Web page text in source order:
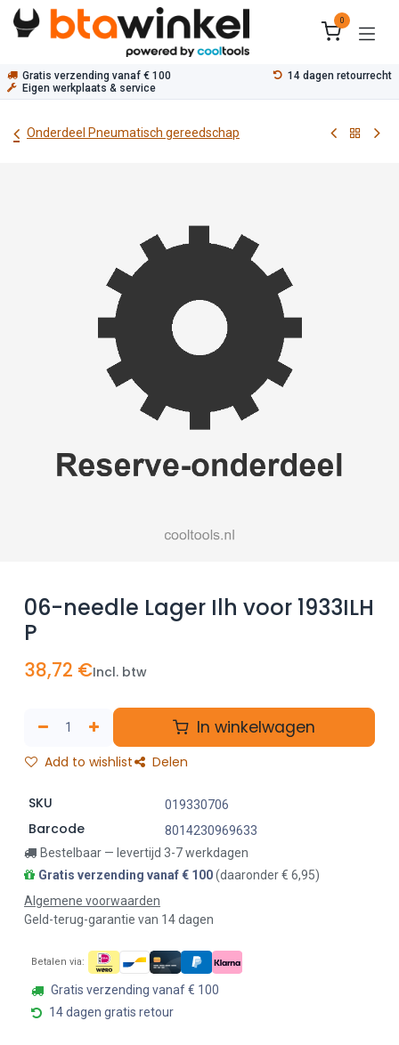
Overslaan naar inhoud
0
Gratis verzending vanaf € 100
14 dagen retourrecht
Eigen werkplaats & service
Onderdeel Pneumatisch gereedschap
06-needle Lager Ilh voor 1933ILH
P
38,72 €Incl. btw
In winkelwagen
Add to wishlist Delen
SKU 019330706
Barcode
8014230969633
Bestelbaar — levertijd 3-7 werkdagen
Gratis verzending vanaf € 100(daaronder € 6,95)
Algemene voorwaarden
Geld-terug-garantie van 14 dagen
Betalen via:
Gratis verzending vanaf € 100
14 dagen gratis retour